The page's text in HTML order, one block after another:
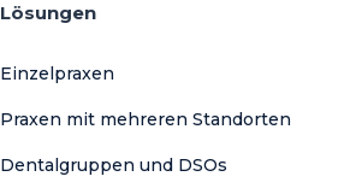
Lösungen
Einzelpraxen
Praxen mit mehreren Standorten
Dentalgruppen und DSOs